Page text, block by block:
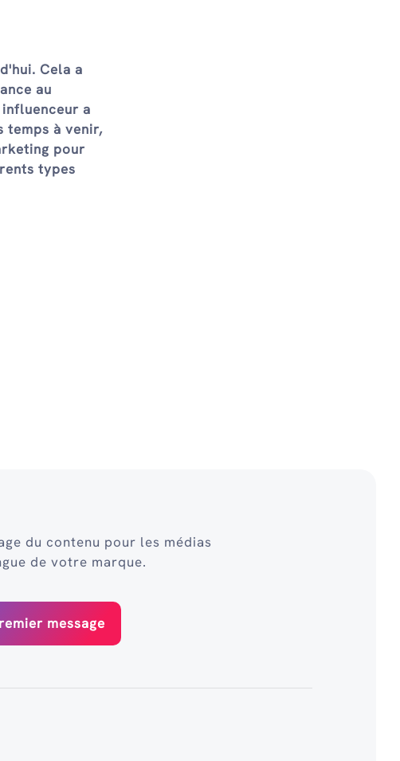
Cela a
au
a
temps à venir,
pour
types
du contenu pour les médias
de votre marque.
message